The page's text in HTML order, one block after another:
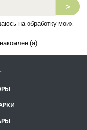
>
на обработку моих
(а).